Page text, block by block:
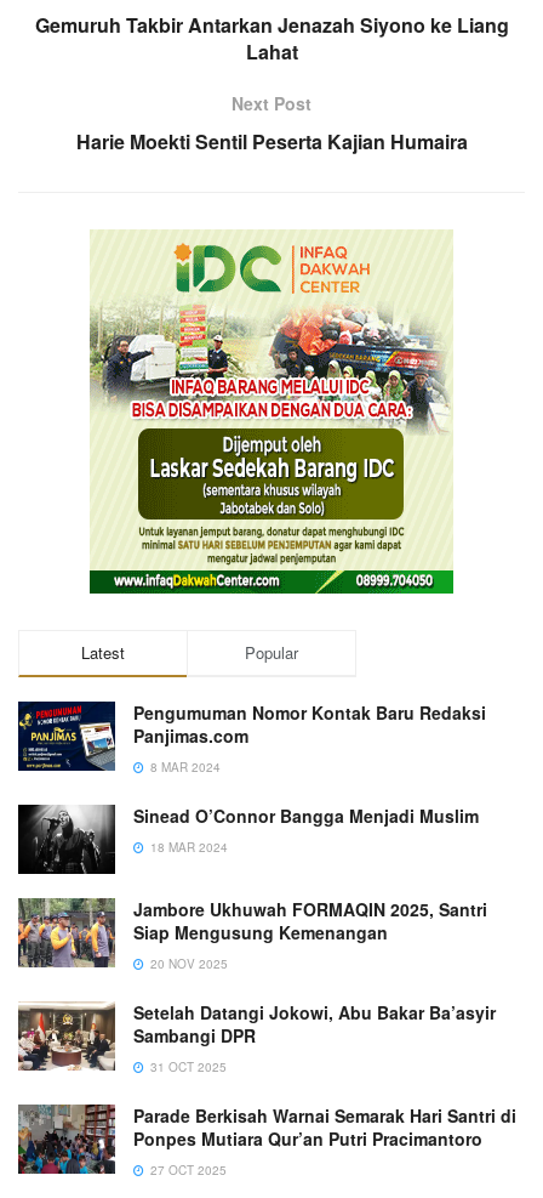
Gemuruh Takbir Antarkan Jenazah Siyono ke Liang
Lahat
Next Post
Harie Moekti Sentil Peserta Kajian Humaira
Latest Popular
Pengumuman Nomor Kontak Baru Redaksi
Panjimas.com
8 MAR 2024
Sinead O’Connor Bangga Menjadi Muslim
18 MAR 2024
Jambore Ukhuwah FORMAQIN 2025, Santri
Siap Mengusung Kemenangan
20 NOV 2025
Setelah Datangi Jokowi, Abu Bakar Ba’asyir
Sambangi DPR
31 OCT 2025
Parade Berkisah Warnai Semarak Hari Santri di
Ponpes Mutiara Qur’an Putri Pracimantoro
27 OCT 2025